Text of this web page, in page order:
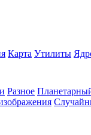
Карта Утилиты
Разное